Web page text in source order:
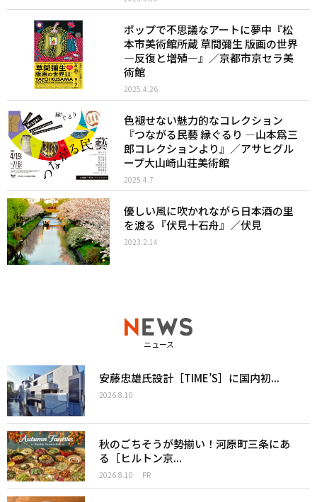
ポップで不思議なアートに夢中『松
本市美術館所蔵 草間彌生 版画の世界
―反復と増殖―』／京都市京セラ美
術館
2025.4.26
色褪せない魅力的なコレクション
『つながる民藝 縁ぐるり ―山本爲三
郎コレクションより』／アサヒグル
ープ大山崎山荘美術館
2025.4.7
優しい風に吹かれながら日本酒の里
を渡る『伏見十石舟』／伏見
2023.2.14
ニュース
安藤忠雄氏設計［TIME’S］に国内初...
2026.8.10
秋のごちそうが勢揃い！河原町三条にあ
る［ヒルトン京...
2026.8.10 PR